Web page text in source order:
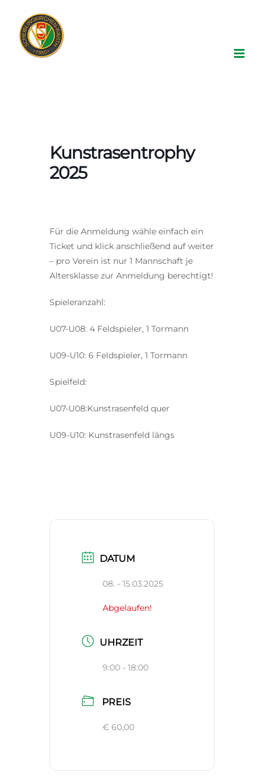
Inhalt
springen
Kunstrasentrophy
2025
Für die Anmeldung wähle einfach ein
Ticket und klick anschließend auf weiter
– pro Verein ist nur 1 Mannschaft je
Altersklasse zur Anmeldung berechtigt!
Spieleranzahl:
U07-U08: 4 Feldspieler, 1 Tormann
U09-U10: 6 Feldspieler, 1 Tormann
Spielfeld:
U07-U08:Kunstrasenfeld quer
U09-U10: Kunstrasenfeld längs
DATUM
08. - 15.03.2025
Abgelaufen!
UHRZEIT
9:00 - 18:00
PREIS
€ 60,00